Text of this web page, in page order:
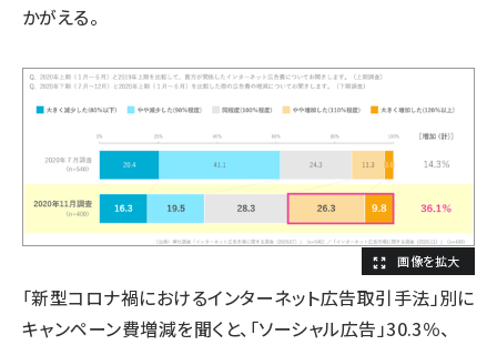
かがえる。
「新型コロナ禍におけるインターネット広告取引手法」別に
キャンペーン費増減を聞くと、「ソーシャル広告」30.3％、